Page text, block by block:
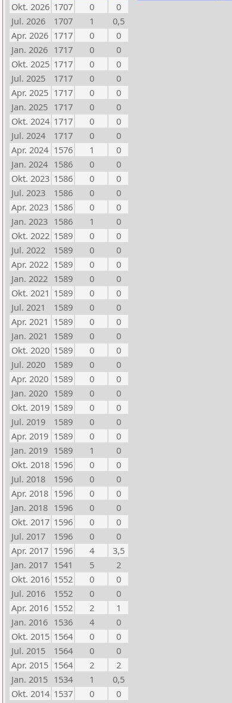
Okt. 2026 1707 0
0
Jul. 2026
1707 1
0,5
Apr. 2026 1717 0
0
Jan. 2026 1717 0
0
Okt. 2025 1717 0
0
Jul. 2025
1717 0
0
Apr. 2025 1717 0
0
Jan. 2025 1717 0
0
Okt. 2024 1717 0
0
Jul. 2024
1717 0
0
Apr. 2024 1576 1
0
Jan. 2024 1586 0
0
Okt. 2023 1586 0
0
Jul. 2023
1586 0
0
Apr. 2023 1586 0
0
Jan. 2023 1586 1
0
Okt. 2022 1589 0
0
Jul. 2022
1589 0
0
Apr. 2022 1589 0
0
Jan. 2022 1589 0
0
Okt. 2021 1589 0
0
Jul. 2021
1589 0
0
Apr. 2021 1589 0
0
Jan. 2021
1589 0
0
Okt. 2020 1589 0
0
Jul. 2020
1589 0
0
Apr. 2020 1589 0
0
Jan. 2020 1589 0
0
Okt. 2019 1589 0
0
Jul. 2019
1589 0
0
Apr. 2019 1589 0
0
Jan. 2019 1589 1
0
Okt. 2018 1596 0
0
Jul. 2018
1596 0
0
Apr. 2018 1596 0
0
Jan. 2018 1596 0
0
Okt. 2017 1596 0
0
Jul. 2017
1596 0
0
Apr. 2017 1596 4
3,5
Jan. 2017 1541 5
2
Okt. 2016 1552 0
0
Jul. 2016
1552 0
0
Apr. 2016 1552 2
1
Jan. 2016 1536 4
0
Okt. 2015 1564 0
0
Jul. 2015
1564 0
0
Apr. 2015 1564 2
2
Jan. 2015 1534 1
0,5
Okt. 2014 1537 0
0